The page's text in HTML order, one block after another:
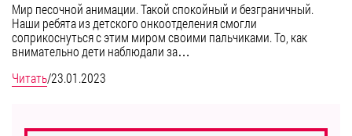
Мир песочной анимации. Такой спокойный и безграничный.
Наши ребята из детского онкоотделения смогли
соприкоснуться с этим миром своими пальчиками. То, как
внимательно дети наблюдали за…
Читать/23.01.2023